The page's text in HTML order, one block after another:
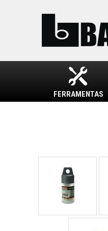
FERRAMENTAS